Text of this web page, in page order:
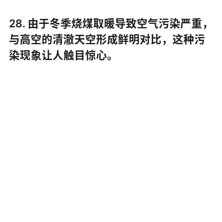
28. 由于冬季烧煤取暖导致空气污染严重，
与高空的清澈天空形成鲜明对比，这种污
染现象让人触目惊心。